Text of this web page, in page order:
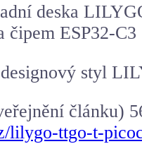
deska
čipem ESP32-
styl
článku)
lilygo-ttgo-t-